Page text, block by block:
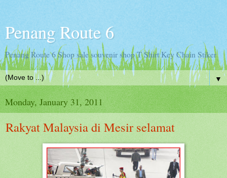
Penang Route 6
Penang Route 6 Shop sale souvenir shop T Shirt Key Chain Stiker
▼
Monday, January 31, 2011
Rakyat Malaysia di Mesir selamat